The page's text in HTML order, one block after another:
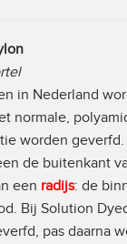
in Nederland
normale,
worden
de buitenkant
een radijs: de
Bij Solution
pas daarna